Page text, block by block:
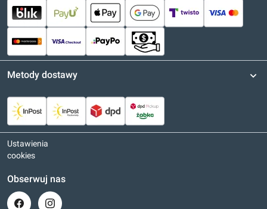
Metody dostawy
Ustawienia
cookies
Obserwuj nas